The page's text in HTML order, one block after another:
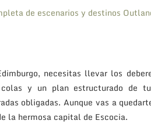
de escenarios y destinos
necesitas llevar los
y un plan estructurado de
obligadas. Aunque vas a
la hermosa capital de Escocia.